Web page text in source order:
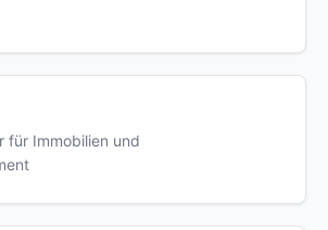
für Immobilien und